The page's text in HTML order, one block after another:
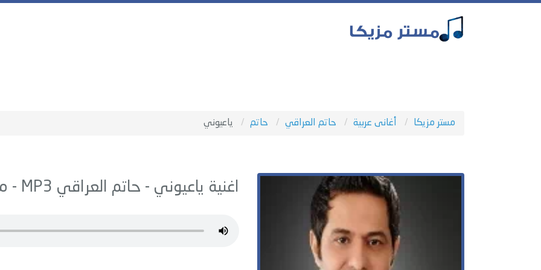
مستر مزيكا أغانى عربية حاتم العراقي حاتم ياعيوني
اغنية ياعيوني - حاتم العراقي